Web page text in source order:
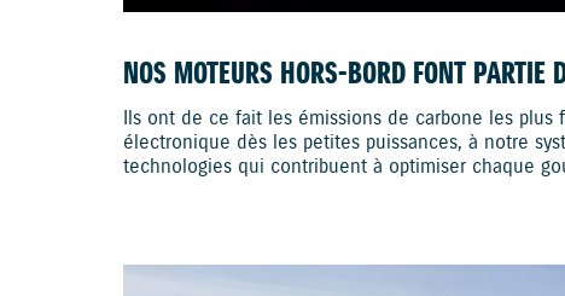
NOS MOTEURS HORS-BORD FONT PARTIE
Ils ont de ce fait les émissions de carbone les plus
électronique dès les petites puissances, à notre
technologies qui contribuent à optimiser chaque